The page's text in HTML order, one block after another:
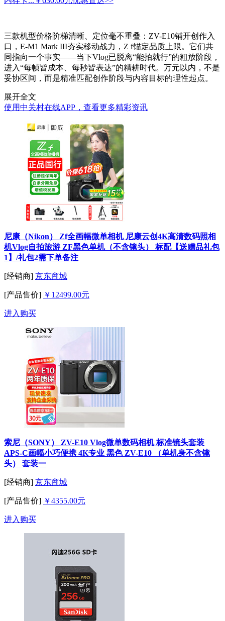
三款机型价格阶梯清晰、定位毫不重叠：ZV-E10铺开创作入
口，E-M1 Mark III夯实移动战力，Z f锚定品质上限。它们共
同指向一个事实——当下Vlog已脱离“能拍就行”的粗放阶段，
进入“每帧皆成本、每秒皆表达”的精耕时代。万元以内，不是
妥协区间，而是精准匹配创作阶段与内容目标的理性起点。
展开全文
使用中关村在线APP，查看更多精彩资讯
尼康（Nikon） Zf全画幅微单相机 尼康云创4K高清数码照相
机Vlog自拍旅游 ZF黑色单机（不含镜头） 标配【送赠品礼包
1】/礼包2需下单备注
[经销商] 京东商城
[产品售价] ￥12499.00元
进入购买
索尼（SONY） ZV-E10 Vlog微单数码相机 标准镜头套装
APS-C画幅小巧便携 4K专业 黑色 ZV-E10 （单机身不含镜
头） 套装一
[经销商] 京东商城
[产品售价] ￥4355.00元
进入购买